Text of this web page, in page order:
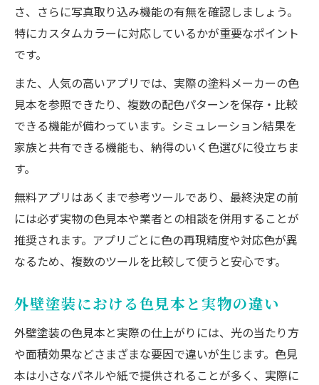
さ、さらに写真取り込み機能の有無を確認しましょう。
特にカスタムカラーに対応しているかが重要なポイント
です。
また、人気の高いアプリでは、実際の塗料メーカーの色
見本を参照できたり、複数の配色パターンを保存・比較
できる機能が備わっています。シミュレーション結果を
家族と共有できる機能も、納得のいく色選びに役立ちま
す。
無料アプリはあくまで参考ツールであり、最終決定の前
には必ず実物の色見本や業者との相談を併用することが
推奨されます。アプリごとに色の再現精度や対応色が異
なるため、複数のツールを比較して使うと安心です。
外壁塗装における色見本と実物の違い
外壁塗装の色見本と実際の仕上がりには、光の当たり方
や面積効果などさまざまな要因で違いが生じます。色見
本は小さなパネルや紙で提供されることが多く、実際に